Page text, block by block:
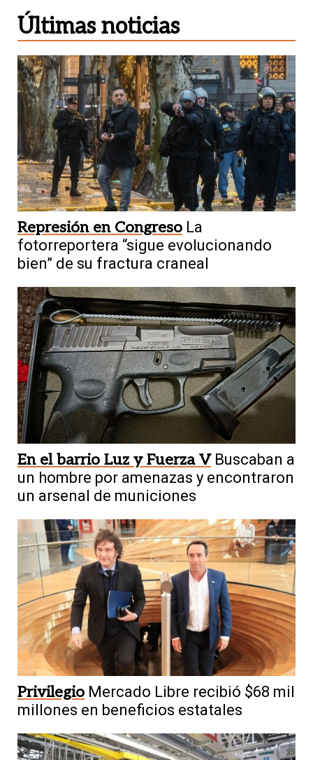
Últimas noticias
Represión en Congreso La
fotorreportera “sigue evolucionando
bien” de su fractura craneal
En el barrio Luz y Fuerza V Buscaban a
un hombre por amenazas y encontraron
un arsenal de municiones
Privilegio Mercado Libre recibió $68 mil
millones en beneficios estatales